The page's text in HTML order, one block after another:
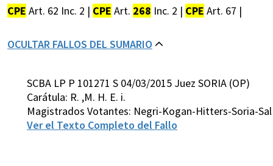
CPE Art. 62 Inc. 2 | CPE Art. 268 Inc. 2 | CPE Art. 67 |
OCULTAR FALLOS DEL SUMARIO
SCBA LP P 101271 S 04/03/2015 Juez SORIA (OP)
Carátula: R. ,M. H. E. i.
Magistrados Votantes: Negri-Kogan-Hitters-Soria-
Ver el Texto Completo del Fallo